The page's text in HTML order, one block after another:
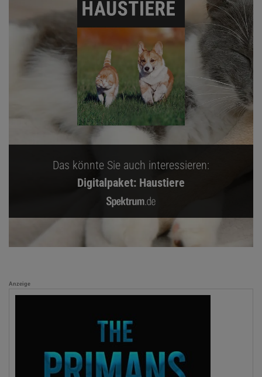
Das könnte Sie auch interessieren:
Digitalpaket: Haustiere
Anzeige